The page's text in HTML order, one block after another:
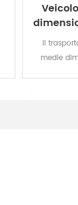
Il
medie
battaglie